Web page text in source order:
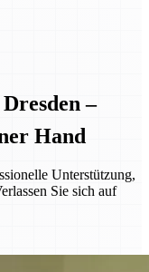
–
Hand
Unterstützung,
Sie sich auf